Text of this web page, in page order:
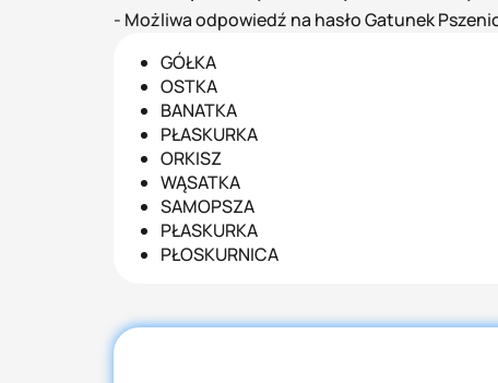
- Możliwa odpowiedź na hasło Gatunek
GÓŁKA
OSTKA
BANATKA
PŁASKURKA
ORKISZ
WĄSATKA
SAMOPSZA
PŁASKURKA
PŁOSKURNICA